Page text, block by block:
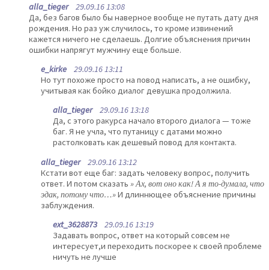
alla_tieger29.09.16 13:08
Да, без багов было бы наверное вообще не путать дату дня
рождения. Но раз уж случилось, то кроме извинений
кажется ничего не сделаешь. Долгие объяснения причин
ошибки напрягут мужчину еще больше.
e_kirke 29.09.16 13:11
Но тут похоже просто на повод написать, а не ошибку,
учитывая как бойко диалог девушка продолжила.
alla_tieger29.09.16 13:18
Да, с этого ракурса начало второго диалога — тоже
баг. Я не учла, что путаницу с датами можно
растолковать как дешевый повод для контакта.
alla_tieger29.09.16 13:12
Кстати вот еще баг: задать человеку вопрос, получить
ответ. И потом сказать » Ах, вот оно как! А я то-думала, что
эдак, потому что…»И длиннющее объяснение причины
заблуждения.
ext_3628873 29.09.16 13:19
Задавать вопрос, ответ на который совсем не
интересует,и переходить поскорее к своей проблеме
ничуть не лучше